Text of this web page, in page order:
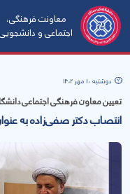
معاونت فرهنگی،
اجتماعی و دانشجویی
دوشنبه 10 مهر 1402
تعیین معاون فرهنگی اجتماعی
انتصاب دکتر صفی‌زاده به